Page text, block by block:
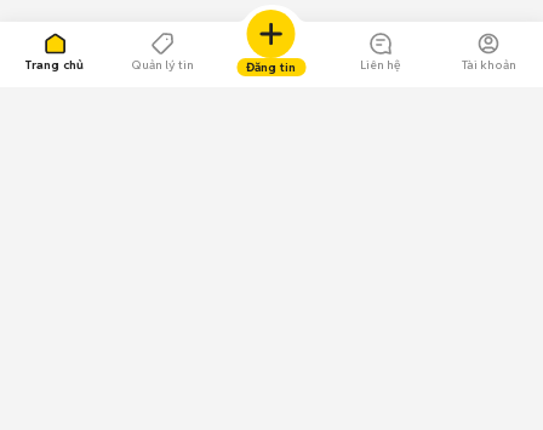
Trang chủ Quản lý tin Đăng tin Liên hệ Tài khoản